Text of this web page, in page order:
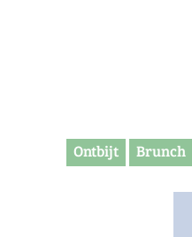
Ontbijt Brunch